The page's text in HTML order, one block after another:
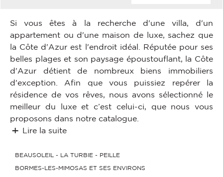
Si vous êtes à la recherche d'une villa, d'un
appartement ou d'une maison de luxe, sachez que
la Côte d'Azur est l'endroit idéal. Réputée pour ses
belles plages et son paysage époustouflant, la Côte
d'Azur détient de nombreux biens immobiliers
d'exception. Afin que vous puissiez repérer la
résidence de vos rêves, nous avons sélectionné le
meilleur du luxe et c’est celui-ci, que nous vous
proposons dans notre catalogue.
Lire la suite
BEAUSOLEIL - LA TURBIE - PEILLE
BORMES-LES-MIMOSAS ET SES ENVIRONS